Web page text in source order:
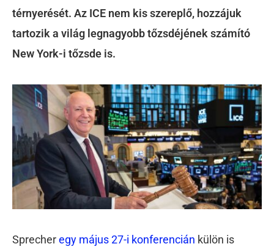
térnyerését. Az ICE nem kis szereplő, hozzájuk
tartozik a világ legnagyobb tőzsdéjének számító
New York-i tőzsde is.
Sprecheregy május 27-i konferencián külön is